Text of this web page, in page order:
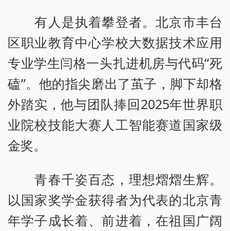
有人是执着攀登者。北京市丰台
区职业教育中心学校大数据技术应用
专业学生闫格一头扎进机房与代码“死
磕”。他的指尖磨出了茧子，脚下却格
外踏实，他与团队捧回2025年世界职
业院校技能大赛人工智能赛道国家级
金奖。
青春千姿百态，理想熠熠生辉。
以国家奖学金获得者为代表的北京青
年学子成长着、前进着，在祖国广阔